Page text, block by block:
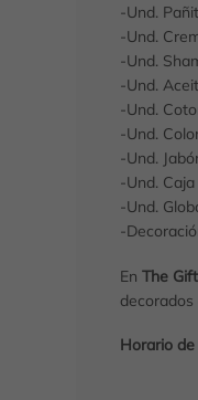
-Und.
-Und.
-Und.
-Und.
-Und.
-Und.
-Und.
-Und.
-Und.
-
En The
Horario